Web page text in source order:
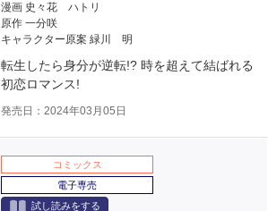
漫画 史々花 ハトリ
原作 一分咲
キャラクター原案 緑川 明
転生したら身分が逆転!? 時を超えて結ばれる
初恋ロマンス!
発売日：2024年03月05日
コミックス
電子専売
試し読みをする